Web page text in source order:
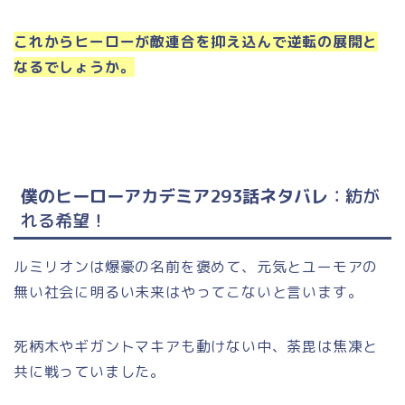
これからヒーローが敵連合を抑え込んで逆転の展開と
なるでしょうか。
僕のヒーローアカデミア293話ネタバレ ：紡が
れる希望 ！
ルミリオンは爆豪の名前を褒めて、元気とユーモアの
無い社会に明るい未来はやってこないと言います。
死柄木やギガントマキアも動けない中、荼毘は焦凍と
共に戦っていました。